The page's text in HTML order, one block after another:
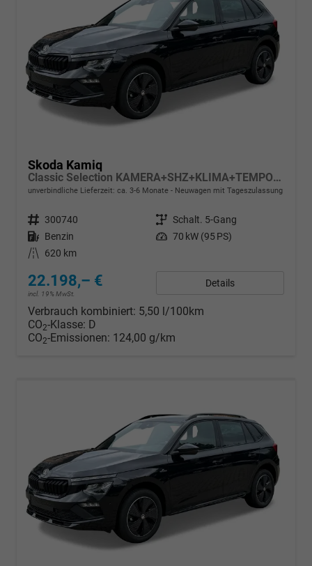
Skoda Kamiq
Classic Selection KAMERA+SHZ+KLIMA+TEMPOMAT+LED+16" LM
unverbindliche Lieferzeit: ca. 3-6 Monate Neuwagen mit Tageszulassung
Fahrzeugnr. 300740 Getriebe Schalt. 5-Gang
Kraftstoff Benzin Leistung 70 kW (95 PS)
Kilometerstand
620 km
22.198,– €
incl. 19% MwSt.
Details
Verbrauch kombiniert: 5,50 l/100km
CO2-Klasse: D
CO2-Emissionen: 124,00 g/km